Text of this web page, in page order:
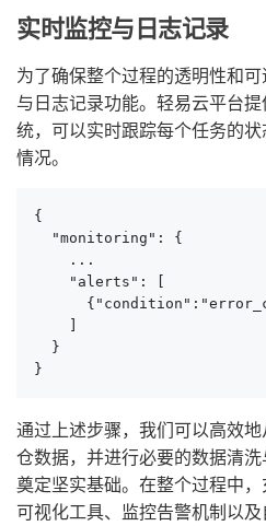
实时监控与日志记录
为了确保整个过程的透明性和
与日志记录功能。轻易云平台
统，可以实时跟踪每个任务的
情况。
{
  "monitoring": {
    ...
    "alerts": [
  }
}
通过上述步骤，我们可以高效
仓数据，并进行必要的数据清
奠定坚实基础。在整个过程中
可视化工具、监控告警机制以